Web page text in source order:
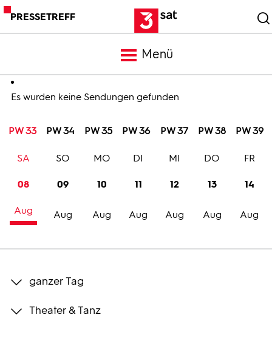
PRESSETREFF
Menü
Meldungen
Programm
Trailer
Bilder
Es wurden keine Sendungen gefunden
PW 33 PW 34 PW 35 PW 36 PW 37 PW 38 PW 39
08
Aug
SA
09
Aug
SO
10
Aug
MO
11
Aug
DI
12
Aug
MI
13
Aug
DO
14
Aug
FR
ganzer Tag
Theater & Tanz